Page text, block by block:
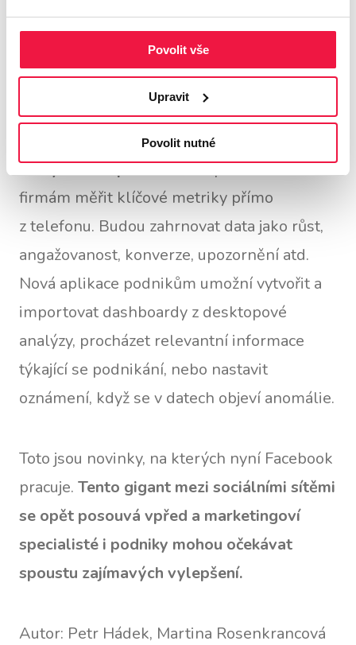
Povolit vše
Upravit
Povolit nutné
Analytics on the Go pro
mobilní zařízení
Facebook také zveřejnil svou první
analytickou aplikaci.Tato aplikace umožní
firmám měřit klíčové metriky přímo
z telefonu. Budou zahrnovat data jako růst,
angažovanost, konverze, upozornění atd.
Nová aplikace podnikům umožní vytvořit a
importovat dashboardy z desktopové
analýzy, procházet relevantní informace
týkající se podnikání, nebo nastavit
oznámení, když se v datech objeví anomálie.
Toto jsou novinky, na kterých nyní Facebook
pracuje. Tento gigant mezi sociálními sítěmi
se opět posouvá vpřed a marketingoví
specialisté i podniky mohou očekávat
spoustu zajímavých vylepšení.
Autor: Petr Hádek, Martina Rosenkrancová